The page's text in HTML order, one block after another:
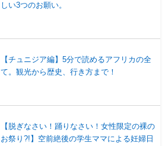
しい3つのお願い。
【チュニジア編】5分で読めるアフリカの全
て。観光から歴史、行き方まで！
【脱ぎなさい！踊りなさい！女性限定の裸の
お祭り?!】空前絶後の学生ママによる妊婦日